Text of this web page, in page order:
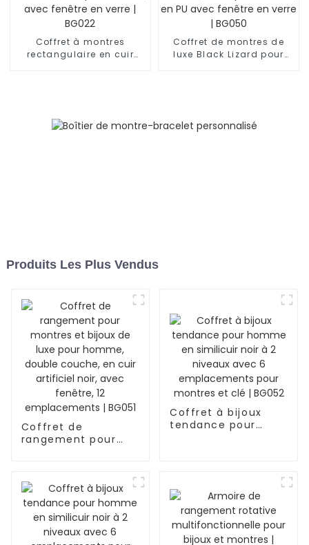
Coffret à montres
rectangulaire en cuir
Coffret de montres de
luxe Black Lizard pour
Produits Les Plus Vendus
Coffret de
rangement pour
couche, en cuir
artificiel noir, avec
fenêtre, 12
emplacements |
BG051
Coffret à bijoux
tendance pour
pour montres et clé
| BG052